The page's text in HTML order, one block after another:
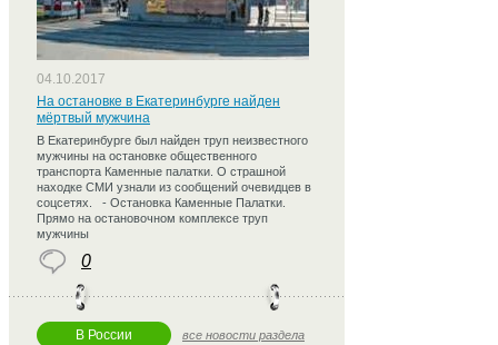
04.10.2017
На остановке в Екатеринбурге найден
мёртвый мужчина
В Екатеринбурге был найден труп неизвестного
мужчины на остановке общественного
транспорта Каменные палатки. О страшной
находке СМИ узнали из сообщений очевидцев в
соцсетях. - Остановка Каменные Палатки.
Прямо на остановочном комплексе труп
мужчины
0
В России все новости раздела